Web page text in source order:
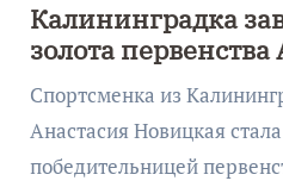
Калининградка
золота
метанию ножа
Спортсменка из
Анастасия Новицкая
победительницей